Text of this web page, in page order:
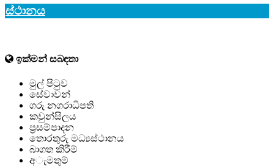
ස්ථානය
ඉක්මන් සබඳතා
මුල් පිටුව
සේවාවන්
ගරු නගරාධිපති
කවුන්සිලය
ප්‍රසම්පාදන
තොරතුරු මධ්‍යස්ථානය
බාගත කිරීම්
අැමතුම්